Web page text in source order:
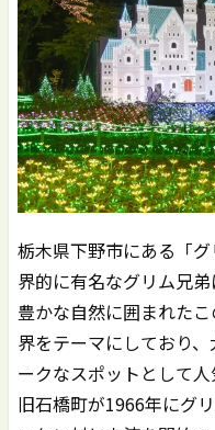
栃木県下野市にある「
界的に有名なグリム兄
豊かな自然に囲まれた
界をテーマにしており
ークなスポットとして
旧石橋町が1966年にグ